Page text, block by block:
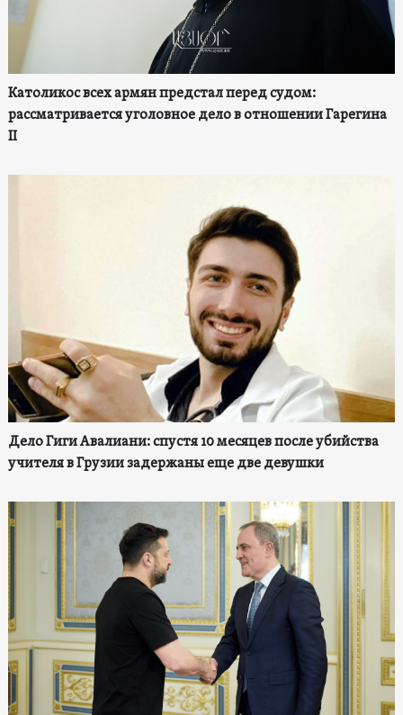
Католикос всех армян предстал перед судом:
рассматривается уголовное дело в отношении Гарегина
II
Дело Гиги Авалиани: спустя 10 месяцев после убийства
учителя в Грузии задержаны еще две девушки